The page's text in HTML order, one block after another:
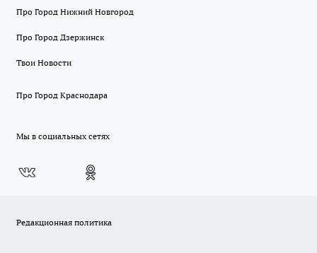
Про Город Нижний Новгород
Про Город Дзержинск
Твои Новости
Про Город Краснодара
Мы в социальных сетях
Редакционная политика